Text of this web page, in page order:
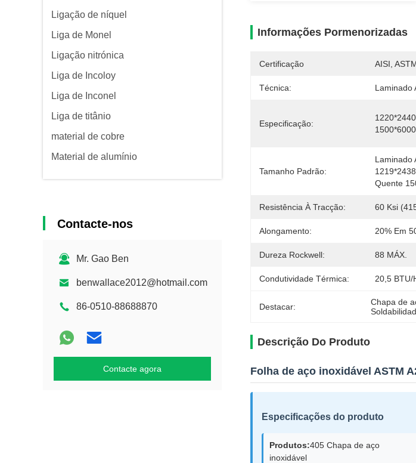
Ligação de níquel
Liga de Monel
Ligação nitrónica
Liga de Incoloy
Liga de Inconel
Liga de titânio
material de cobre
Material de alumínio
Contacte-nos
Mr. Gao Ben
benwallace2012@hotmail.com
86-0510-88688870
Contacte agora
Informações Pormenorizadas
Certificação AISI,
Técnica: Laminado
Especificação:
Tamanho Padrão:
Laminado
Quente
Resistência À Tracção: 60 Ksi
Alongamento: 20% Em
Dureza Rockwell: 88 MÁX.
Condutividade Térmica: 20,5 BTU/
Destacar: Chapa de
Descrição Do Produto
Folha de aço inoxidável ASTM
Especificações do produto
Produtos:405 Chapa de aço
inoxidável